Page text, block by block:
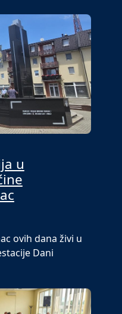
u
ovih dana živi u
Dani